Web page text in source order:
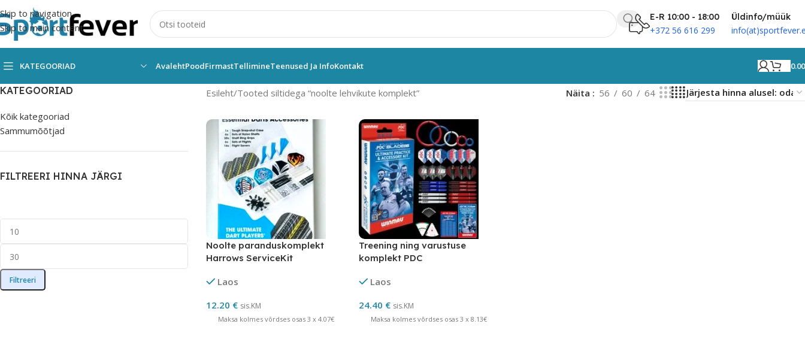
Skip to navigation
Skip to main content
E-R 10:00 - 18:00
+372 56 616 299
Üldinfo/müük
KATEGOORIAD AvalehtPoodFirmastTellimineTeenused Ja InfoKontakt
KATEGOORIAD
Kõik kategooriad
Sammumõõtjad
FILTREERI HINNA JÄRGI
Filtreeri
Esileht Tooted siltidega “noolte lehvikute komplekt” Näita 56 60 64
Noolte paranduskomplekt
Harrows ServiceKit
Laos
12.20 € sis.KM
Maksa kolmes võrdses osas 3 x 4.07€
Treening ning varustuse
komplekt PDC
Laos
24.40 € sis.KM
Maksa kolmes võrdses osas 3 x 8.13€